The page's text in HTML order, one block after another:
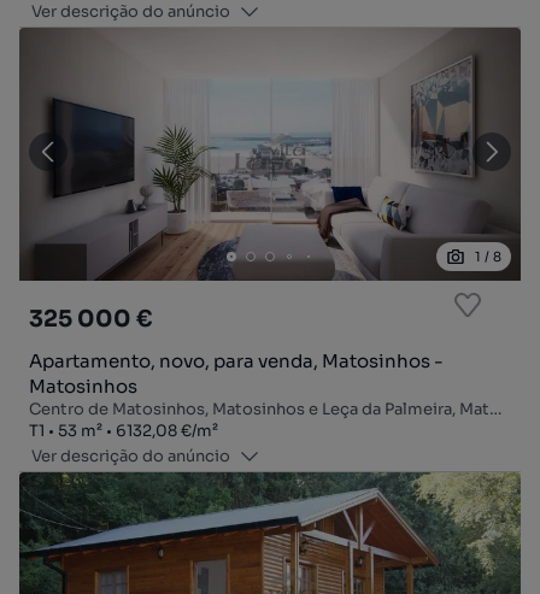
Ver descrição do anúncio
1 / 8
325 000 €
Apartamento, novo, para venda, Matosinhos -
Matosinhos
Centro de Matosinhos, Matosinhos e Leça da Palmeira, Matosinhos, Porto
Tipologia
T1
Zona53 m²
Preço por metro quadrado
6132,08 €/m²
Ver descrição do anúncio